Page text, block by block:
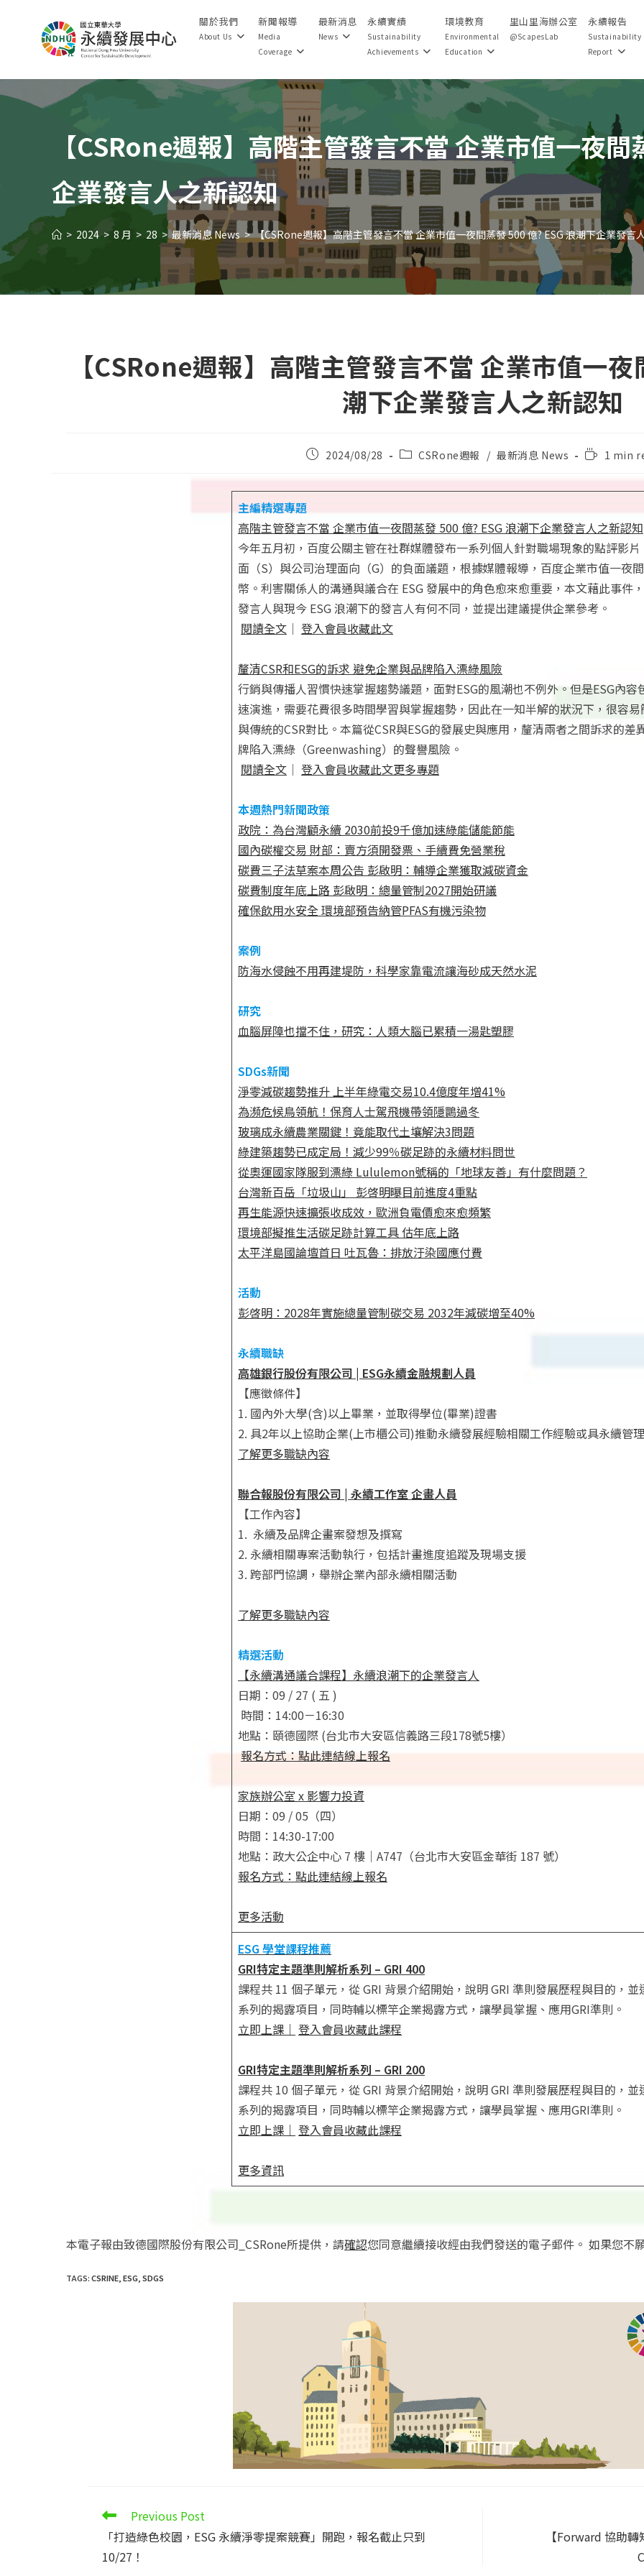
關於我們
About Us
新聞報導
Media
Coverage
最新消息
News
永續實績
Sustainability
Achievements
環境教育
Environmental
Education
里山里海辦公室
@ScapesLab
永續報告
Sustainability
Report
【CSRone週報】高階主管發言不當 企業市值一夜
企業發言人之新認知
> 2024 > 8 月 > 28 > 最新消息 News > 【CSRone週報】高階主管發言不當 企業市值一夜間蒸發 500 億? ESG 浪潮下企業發言
【CSRone週報】高階主管發言不當 企業市值一
潮下企業發言人之新認知
Post2024/08/28
PostCSRone週報 / 最新消息 News
Reading
1 min
主編精選專題
高階主管發言不當 企業市值一夜間蒸發 500 億? ESG 浪潮下企業發言人之新認知
今年五月初，百度公關主管在社群媒體發布一系列個人針對職場現象的點評影
面（S）與公司治理面向（G）的負面議題，根據媒體報導，百度企業市值一夜
幣。利害關係人的溝通與議合在 ESG 發展中的角色愈來愈重要，本文藉此事件
發言人與現今 ESG 浪潮下的發言人有何不同，並提出建議提供企業參考。
閱讀全文 ｜ 登入會員收藏此文
釐清CSR和ESG的訴求 避免企業與品牌陷入漂綠風險
行銷與傳播人習慣快速掌握趨勢議題，面對ESG的風潮也不例外。但是ESG內容
速演進，需要花費很多時間學習與掌握趨勢，因此在一知半解的狀況下，很容
與傳統的CSR對比。本篇從CSR與ESG的發展史與應用，釐清兩者之間訴求的差
牌陷入漂綠（Greenwashing）的聲譽風險。
閱讀全文 ｜ 登入會員收藏此文更多專題
本週熱門新聞政策
政院：為台灣顧永續 2030前投9千億加速綠能儲能節能
國內碳權交易 財部：賣方須開發票、手續費免營業稅
碳費三子法草案本周公告 彭啟明：輔導企業獲取減碳資金
碳費制度年底上路 彭啟明：總量管制2027開始研議
確保飲用水安全 環境部預告納管PFAS有機污染物
案例
防海水侵蝕不用再建堤防，科學家靠電流讓海砂成天然水泥
研究
血腦屏障也擋不住，研究：人類大腦已累積一湯匙塑膠
SDGs新聞
淨零減碳趨勢推升 上半年綠電交易10.4億度年增41%
為瀕危候鳥領航！保育人士駕飛機帶領隱䴉過冬
玻璃成永續農業關鍵！竟能取代土壤解決3問題
綠建築趨勢已成定局！減少99％碳足跡的永續材料問世
從奧運國家隊服到漂綠 Lululemon號稱的「地球友善」有什麼問題？
台灣新百岳「垃圾山」 彭啓明曝目前進度4重點
再生能源快速擴張收成效，歐洲負電價愈來愈頻繁
環境部擬推生活碳足跡計算工具 估年底上路
太平洋島國論壇首日 吐瓦魯：排放汙染國應付費
活動
彭啓明：2028年實施總量管制碳交易 2032年減碳增至40%
永續職缺
高雄銀行股份有限公司 | ESG永續金融規劃人員
【應徵條件】
1. 國內外大學(含)以上畢業，並取得學位(畢業)證書
2. 具2年以上協助企業(上市櫃公司)推動永續發展經驗相關工作經驗或具永續管
了解更多職缺內容
聯合報股份有限公司 | 永續工作室 企畫人員
【工作內容】
1. 永續及品牌企畫案發想及撰寫
2. 永續相關專案活動執行，包括計畫進度追蹤及現場支援
3. 跨部門協調，舉辦企業內部永續相關活動
了解更多職缺內容
精選活動
【永續溝通議合課程】永續浪潮下的企業發言人
日期：09 / 27 ( 五 )
時間：14:00－16:30
地點：頤德國際 (台北市大安區信義路三段178號5樓）
報名方式：點此連結線上報名
家族辦公室 x 影響力投資
日期：09 / 05（四）
時間：14:30-17:00
地點：政大公企中心 7 樓｜A747（台北市大安區金華街 187 號）
報名方式：點此連結線上報名
更多活動
ESG 學堂課程推薦
GRI特定主題準則解析系列 – GRI 400
課程共 11 個子單元，從 GRI 背景介紹開始，說明 GRI 準則發展歷程與目的，並
系列的揭露項目，同時輔以標竿企業揭露方式，讓學員掌握、應用GRI準則。
立即上課 ｜ 登入會員收藏此課程
GRI特定主題準則解析系列 – GRI 200
課程共 10 個子單元，從 GRI 背景介紹開始，說明 GRI 準則發展歷程與目的，並
系列的揭露項目，同時輔以標竿企業揭露方式，讓學員掌握、應用GRI準則。
立即上課 ｜ 登入會員收藏此課程
更多資訊
本電子報由致德國際股份有限公司_CSRone所提供，請確認您同意繼續接收經由我們發送的電子郵件。 如果您不
TAGS:CSRINE ESG SDGS
Read
articles
Previous Post
「打造綠色校園，ESG 永續淨零提案競賽」開跑，報名截止只到
10/27！
【Forward 協助